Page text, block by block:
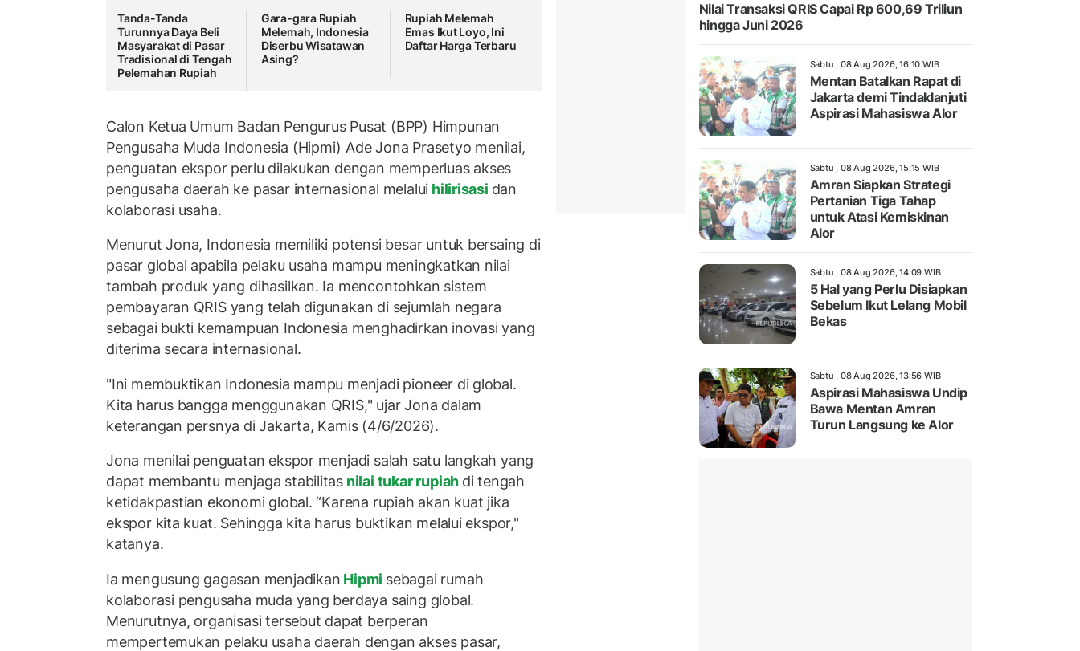
Tanda-Tanda
Turunnya Daya Beli
Masyarakat di Pasar
Tradisional di Tengah
Pelemahan Rupiah
Gara-gara Rupiah
Melemah, Indonesia
Diserbu Wisatawan
Asing?
Rupiah Melemah
Emas Ikut Loyo, Ini
Daftar Harga Terbaru
Calon Ketua Umum Badan Pengurus Pusat (BPP) Himpunan
Pengusaha Muda Indonesia (Hipmi) Ade Jona Prasetyo menilai,
penguatan ekspor perlu dilakukan dengan memperluas akses
pengusaha daerah ke pasar internasional melalui hilirisasi dan
kolaborasi usaha.
Menurut Jona, Indonesia memiliki potensi besar untuk bersaing di
pasar global apabila pelaku usaha mampu meningkatkan nilai
tambah produk yang dihasilkan. Ia mencontohkan sistem
pembayaran QRIS yang telah digunakan di sejumlah negara
sebagai bukti kemampuan Indonesia menghadirkan inovasi yang
diterima secara internasional.
"Ini membuktikan Indonesia mampu menjadi pioneer di global.
Kita harus bangga menggunakan QRIS," ujar Jona dalam
keterangan persnya di Jakarta, Kamis (4/6/2026).
Jona menilai penguatan ekspor menjadi salah satu langkah yang
dapat membantu menjaga stabilitas nilai tukar rupiah di tengah
ketidakpastian ekonomi global. “Karena rupiah akan kuat jika
ekspor kita kuat. Sehingga kita harus buktikan melalui ekspor,"
katanya.
Ia mengusung gagasan menjadikan Hipmi sebagai rumah
kolaborasi pengusaha muda yang berdaya saing global.
Menurutnya, organisasi tersebut dapat berperan
mempertemukan pelaku usaha daerah dengan akses pasar,
Nilai Transaksi QRIS Capai Rp 600,69 Triliun
hingga Juni 2026
Sabtu , 08 Aug 2026, 16:10 WIB
Mentan Batalkan Rapat di
Jakarta demi Tindaklanjuti
Aspirasi Mahasiswa Alor
Sabtu , 08 Aug 2026, 15:15 WIB
Amran Siapkan Strategi
Pertanian Tiga Tahap
untuk Atasi Kemiskinan
Alor
Sabtu , 08 Aug 2026, 14:09 WIB
5 Hal yang Perlu Disiapkan
Sebelum Ikut Lelang Mobil
Bekas
Sabtu , 08 Aug 2026, 13:56 WIB
Aspirasi Mahasiswa Undip
Bawa Mentan Amran
Turun Langsung ke Alor